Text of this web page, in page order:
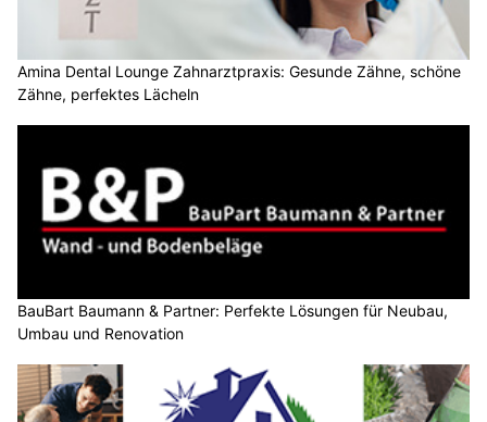
Amina Dental Lounge Zahnarztpraxis: Gesunde Zähne, schöne
Zähne, perfektes Lächeln
BauBart Baumann & Partner: Perfekte Lösungen für Neubau,
Umbau und Renovation